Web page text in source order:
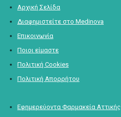
Αρχική Σελίδα
Διαφημιστείτε στο Medinova
Επικοινωνία
Ποιοι είμαστε
Πολιτική Cookies
Πολιτική Απορρήτου
Εφημερεύοντα Φαρμακεία Αττικής